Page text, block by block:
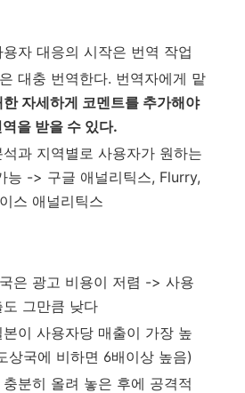
자 대응의 시작은 번역 작업
대충 번역한다. 번역자에게 맡
한 자세하게 코멘트를 추가해야
을 받을 수 있다.
과 지역별로 사용자가 원하는
능 -> 구글 애널리틱스, Flurry,
스 애널리틱스
은 광고 비용이 저렴 -> 사용
그만큼 낮다
이 사용자당 매출이 가장 높
상국에 비하면 6배이상 높음)
분히 올려 놓은 후에 공격적